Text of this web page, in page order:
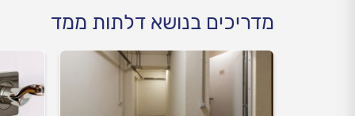
מדריכים בנושא דלתות ממד